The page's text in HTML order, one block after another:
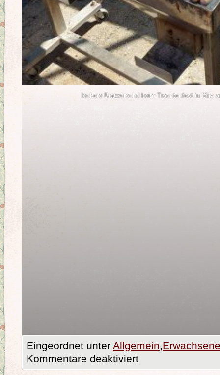
leckere Bratwörschd beim Trachtenfest in Milz
Eingeordnet unter Allgemein,
Kommentare deaktiviert